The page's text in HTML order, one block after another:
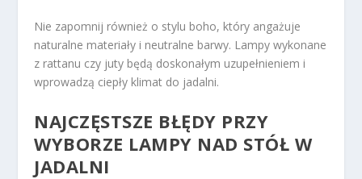
Nie zapomnij również o stylu boho, który angażuje
naturalne materiały i neutralne barwy. Lampy wykonane
z rattanu czy juty będą doskonałym uzupełnieniem i
wprowadzą ciepły klimat do jadalni.
NAJCZĘSTSZE BŁĘDY PRZY
WYBORZE LAMPY NAD STÓŁ W
JADALNI